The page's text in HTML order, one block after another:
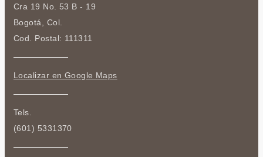
Cra 19 No. 53 B - 19
Bogotá, Col.
Cod. Postal: 111311
Localizar en Google Maps
Tels.
(601) 5331370